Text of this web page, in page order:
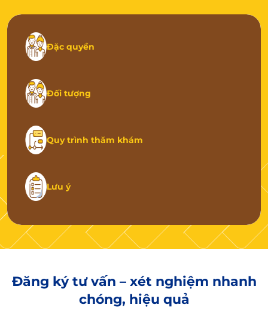
Đặc quyền
Đối tượng
Quy trình thăm khám
Lưu ý
Đăng ký tư vấn – xét nghiệm nhanh
chóng, hiệu quả